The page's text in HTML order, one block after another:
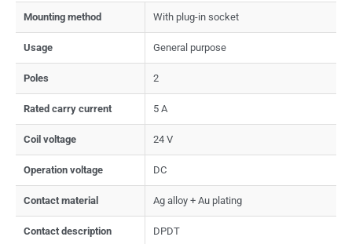
Mounting method With plug-in socket
Usage General purpose
Poles 2
Rated carry current 5 A
Coil voltage 24 V
Operation voltage DC
Contact material Ag alloy + Au plating
Contact description DPDT